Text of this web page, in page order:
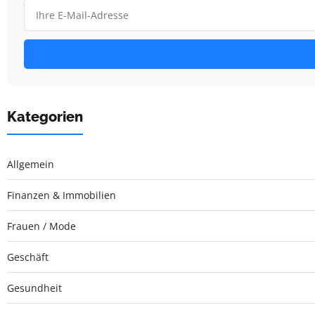
Kategorien
Allgemein
Finanzen & Immobilien
Frauen / Mode
Geschäft
Gesundheit